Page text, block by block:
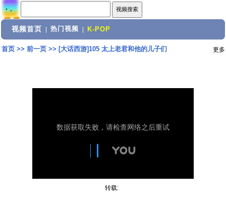
视频首页 热门视频 K-POP
首页>> 前一页>> [大话西游]105 太上老君和他的儿子们 更多
转载: